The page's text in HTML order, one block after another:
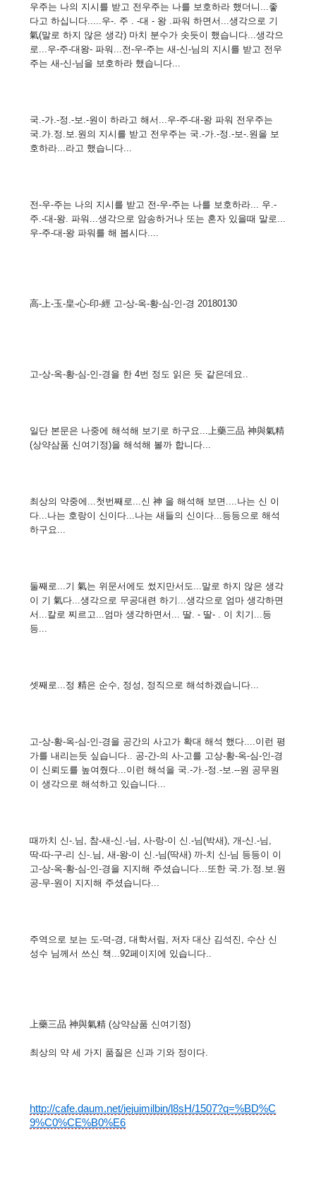
우주는 나의 지시를 받고 전우주는 나를 보호하라 했더니...좋
다고 하십니다.....우-. 주 . -대 - 왕 .파워 하면서...생각으로 기
氣(말로 하지 않은 생각) 마치 분수가 솟듯이 했습니다...생각으
로...우-주-대왕- 파워...전-우-주는 새-신-님의 지시를 받고 전우
주는 새-신-님을 보호하라 했습니다...
국.-가.-정.-보.-원이 하라고 해서...우-주-대-왕 파워 전우주는
국.가.정.보.원의 지시를 받고 전우주는 국.-가.-정.-보-.원을 보
호하라...라고 했습니다...
전-우-주는 나의 지시를 받고 전-우-주는 나를 보호하라... 우.-
주.-대-왕. 파워...생각으로 암송하거나 또는 혼자 있을때 말로...
우-주-대-왕 파워를 해 봅시다....
高-上-玉-皇-心-印-經 고-상-옥-황-심-인-경 20180130
고-상-옥-황-심-인-경을 한 4번 정도 읽은 듯 같은데요..
일단 본문은 나중에 해석해 보기로 하구요...上藥三品 神與氣精
(상약삼품 신여기정)을 해석해 볼까 합니다...
최상의 약중에...첫번째로...신 神 을 해석해 보면....나는 신 이
다...나는 호랑이 신이다...나는 새들의 신이다...등등으로 해석
하구요...
둘째로...기 氣는 위문서에도 썼지만서도...말로 하지 않은 생각
이 기 氣다...생각으로 무공대련 하기...생각으로 엄마 생각하면
서...칼로 찌르고...엄마 생각하면서... 딸. - 딸- . 이 치기...등
등...
셋째로...정 精은 순수, 정성, 정직으로 해석하겠습니다...
고-상-황-옥-심-인-경을 공간의 사고가 확대 해석 했다....이런 평
가를 내리는듯 싶습니다.. 공-간-의 사-고를 고상-황-옥-심-인-경
이 신뢰도를 높여줬다...이런 해석을 국.-가.-정.-보.--원 공무원
이 생각으로 해석하고 있습니다...
때까치 신-.님, 참-새-신.-님, 사-랑-이 신.-님(박새), 개-신.-님,
딱-따-구-리 신-.님, 새-왕-이 신.-님(딱새) 까-치 신-님 등등이 이
고-상-옥-황-심-인-경을 지지해 주셨습니다...또한 국.가.정.보.원
공-무-원이 지지해 주셨습니다...
주역으로 보는 도-덕-경, 대학서림, 저자 대산 김석진, 수산 신
성수 님께서 쓰신 책...92페이지에 있습니다..
上藥三品 神與氣精 (상약삼품 신여기정)
최상의 약 세 가지 품질은 신과 기와 정이다.
http://cafe.daum.net/jejuimilbin/l8sH/1507?q=%BD%C
9%C0%CE%B0%E6